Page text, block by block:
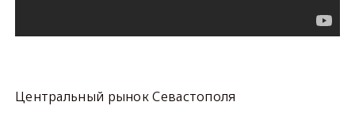
Центральный рынок Севастополя